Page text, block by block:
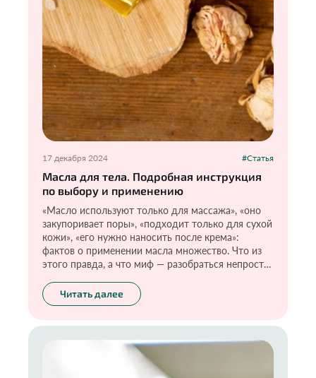
17 декабря 2024 #Статья
Масла для тела. Подробная инструкция
по выбору и применению
«Масло используют только для массажа», «оно
закупоривает поры», «подходит только для сухой
кожи», «его нужно наносить после крема»:
фактов о применении масла множество. Что из
этого правда, а что миф — разобраться непросто.
рекомендую быть осторожными. Но и вовсе
исключать эти продукты из ухода тоже не стоит,
Главное правило — грамотно выбирать и
применять. Как это сделать, расскажу в
подробной инструкции.
Читать далее